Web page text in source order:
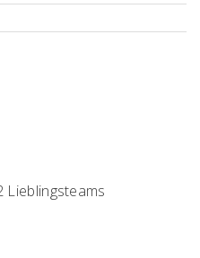
Lieblingsteams